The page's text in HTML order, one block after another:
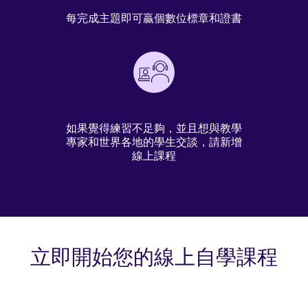
每完成主題即可贏個數位標章和證書
如果覺得練習不足夠，並且想與教學
專家和世界各地的學生交談，請新增
線上課程
立即開始您的線上自學課程